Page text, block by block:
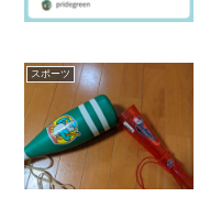
スポーツ